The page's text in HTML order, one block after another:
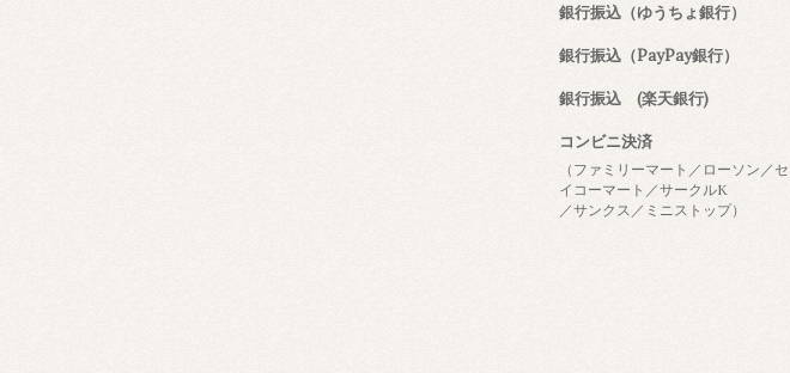
銀行振込（ゆうちょ銀行）
銀行振込（PayPay銀行）
銀行振込 (楽天銀行)
コンビニ決済
（ファミリーマート／ローソン／セ
イコーマート／サークルK
／サンクス／ミニストップ）